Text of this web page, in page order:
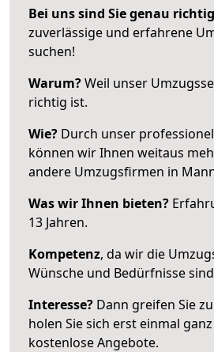
Bei uns sind Sie genau richtig
zuverlässige und erfahrene
suchen!
Warum?Weil unser
richtig ist.
Wie? Durch unser
können wir Ihnen weitaus
andere Umzugsfirmen in
Was wir Ihnen bieten?
13 Jahren.
Kompetenz, da wir die
Wünsche und Bedürfnisse
Interesse? Dann greifen Sie
holen Sie sich erst einmal
kostenlose Angebote.